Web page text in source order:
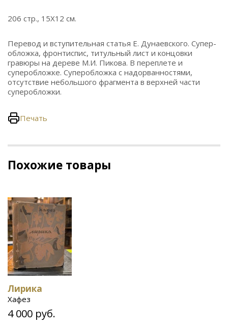
206 стр., 15Х12 см.
Перевод и вступительная статья Е. Дунаевского. Супер-
обложка, фронтиспис, титульный лист и концовки
гравюры на дереве М.И. Пикова. В переплете и
суперобложке. Суперобложка с надорванностями,
отсутствие небольшого фрагмента в верхней части
суперобложки.
Печать
Похожие товары
Лирика
Хафез
4 000 руб.